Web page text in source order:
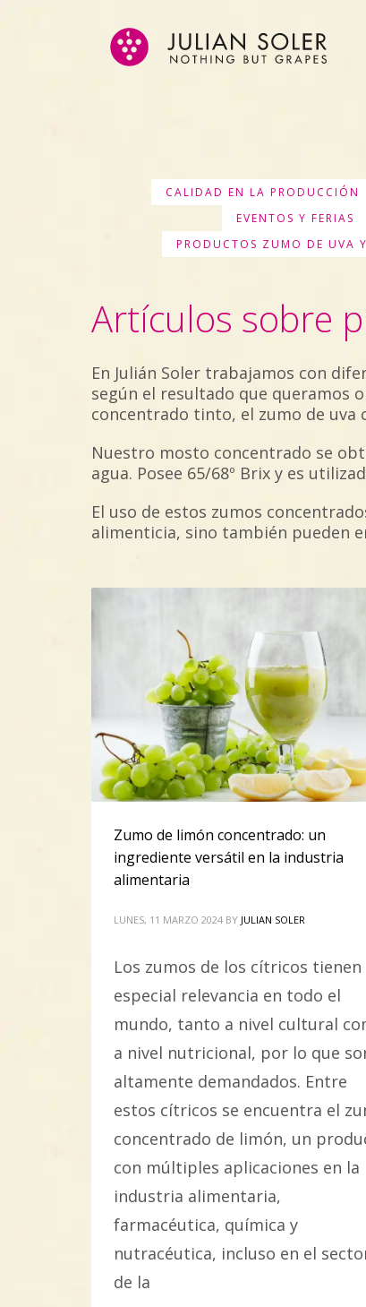
CALIDAD EN LA PRODUCCIÓN
EVENTOS Y FERIAS
PRODUCTOS ZUMO DE UVA
Artículos sobre
En Julián Soler trabajamos con
según el resultado que queramos
concentrado tinto, el zumo de
Nuestro mosto concentrado se
agua. Posee 65/68º Brix y es
El uso de estos zumos
alimenticia, sino también pueden
Zumo de limón concentrado: un
ingrediente versátil en la industria
alimentaria
LUNES, 11 MARZO 2024 BY JULIAN SOLER
Los zumos de los cítricos tienen
especial relevancia en todo el
mundo, tanto a nivel cultural
a nivel nutricional, por lo que
altamente demandados. Entre
estos cítricos se encuentra el
concentrado de limón, un
con múltiples aplicaciones en la
industria alimentaria,
farmacéutica, química y
nutracéutica, incluso en el
de la